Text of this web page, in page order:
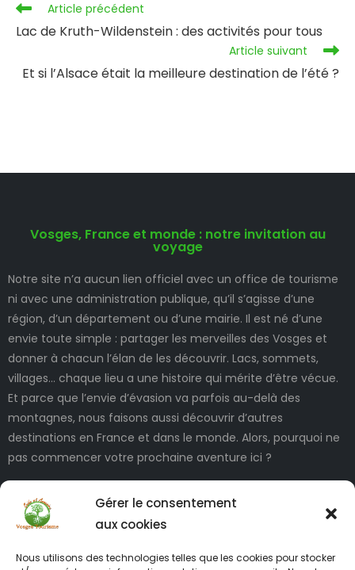
Gérer le consentement
aux cookies
Nous utilisons des technologies telles que les cookies pour stocker
Article précédent
Lac de Kruth-Wildenstein : des activités pour tous
Article suivant
Et si l’Alsace était la meilleure destination de l’été ?
Vosges, France et monde : notre invitation au
voyage
Notre site n’a aucun lien officiel avec un office de tourisme
ni avec une administration publique, qu’il s’agisse d’une
région, d’un département ou d’une mairie. Il est né d’une
envie toute simple : partager les merveilles des Vosges et
donner à chacun l’élan de les découvrir. Lacs, sommets,
villages… chaque lieu a une histoire qui mérite d’être vécue.
Et parce que l’envie d’évasion va parfois au-delà des
montagnes, nous faisons aussi découvrir d’autres
destinations en France et dans le monde. Alors, pourquoi ne
pas commencer votre prochaine aventure ici ?